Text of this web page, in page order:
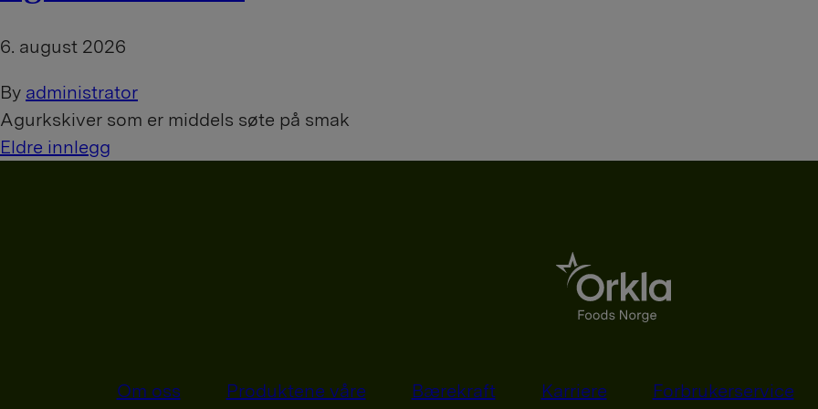
6. august 2026
By administrator
Agurkskiver som er middels søte på smak
I
Eldre innlegg
Om oss Produktene våre Bærekraft Karriere Forbrukerservice